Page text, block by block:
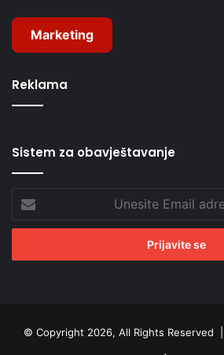
Marketing
Reklama
Sistem za obavještavanje
Email
adresu
© Copyright 2026, All Rights Reserved |